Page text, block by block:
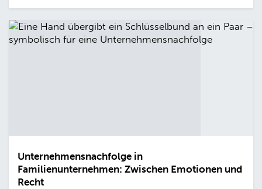
Unternehmensnachfolge in
Familienunternehmen: Zwischen Emotionen und
Recht